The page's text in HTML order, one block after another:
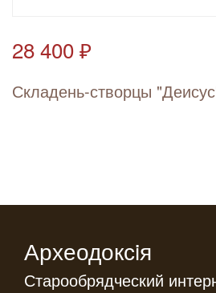
28 400 ₽
Складень-створцы
Археодоксiя
Старообрядческий